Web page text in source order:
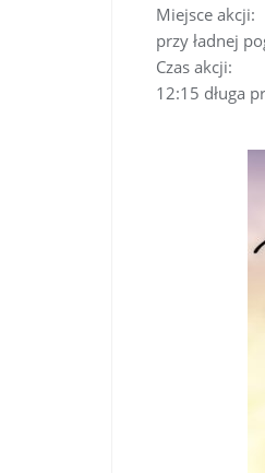
Miejsce akcji:
przy ładnej
Czas akcji:
12:15 długa